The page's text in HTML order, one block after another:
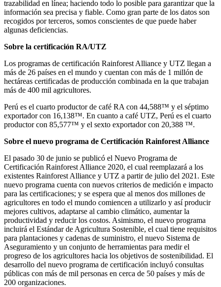
trazabilidad en línea; haciendo todo lo posible para garantizar que la
información sea precisa y fiable. Como gran parte de los datos son
recogidos por terceros, somos conscientes de que puede haber
algunas deficiencias.
Sobre la certificación RA/UTZ
Los programas de certificación Rainforest Alliance y UTZ llegan a
más de 26 países en el mundo y cuentan con más de 1 millón de
hectáreas certificadas de producción combinada en la que trabajan
más de 400 mil agricultores.
Perú es el cuarto productor de café RA con 44,588™ y el séptimo
exportador con 16,138™. En cuanto a café UTZ, Perú es el cuarto
productor con 85,577™ y el sexto exportador con 20,388 ™.
Sobre el nuevo programa de Certificación Rainforest Alliance
El pasado 30 de junio se publicó el Nuevo Programa de
Certificación Rainforest Alliance 2020, el cual reemplazará a los
existentes Rainforest Alliance y UTZ a partir de julio del 2021. Este
nuevo programa cuenta con nuevos criterios de medición e impacto
para las certificaciones; y se espera que al menos dos millones de
agricultores en todo el mundo comiencen a utilizarlo y así producir
mejores cultivos, adaptarse al cambio climático, aumentar la
productividad y reducir los costos. Asimismo, el nuevo programa
incluirá el Estándar de Agricultura Sostenible, el cual tiene requisitos
para plantaciones y cadenas de suministro, el nuevo Sistema de
Aseguramiento y un conjunto de herramientas para medir el
progreso de los agricultores hacia los objetivos de sostenibilidad. El
desarrollo del nuevo programa de certificación incluyó consultas
públicas con más de mil personas en cerca de 50 países y más de
200 organizaciones.